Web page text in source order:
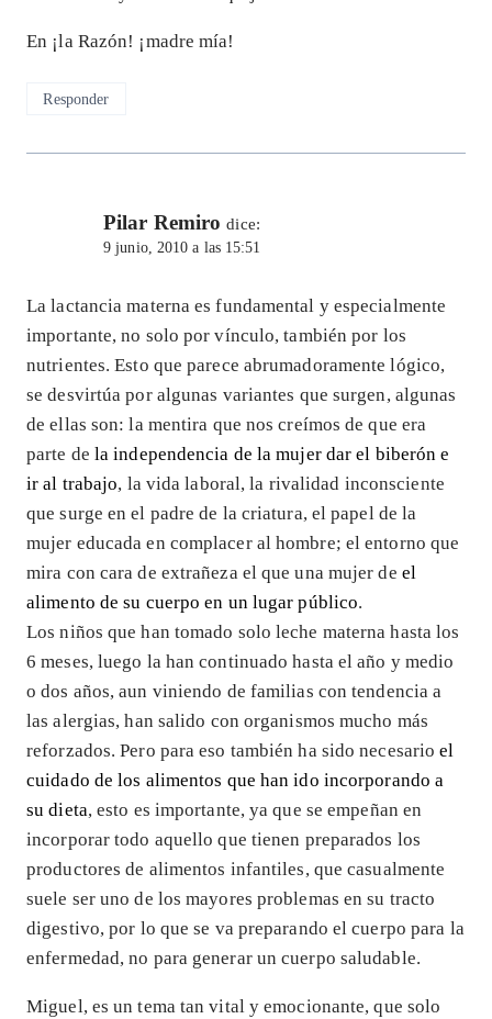
En ¡la Razón! ¡madre mía!
Responder
Pilar Remiro dice:
9 junio, 2010 a las 15:51
La lactancia materna es fundamental y especialmente
importante, no solo por vínculo, también por los
nutrientes. Esto que parece abrumadoramente lógico,
se desvirtúa por algunas variantes que surgen, algunas
de ellas son: la mentira que nos creímos de que era
parte de la independencia de la mujer dar el biberón e
ir al trabajo, la vida laboral, la rivalidad inconsciente
que surge en el padre de la criatura, el papel de la
mujer educada en complacer al hombre; el entorno que
mira con cara de extrañeza el que una mujer de el
alimento de su cuerpo en un lugar público.
Los niños que han tomado solo leche materna hasta los
6 meses, luego la han continuado hasta el año y medio
o dos años, aun viniendo de familias con tendencia a
las alergias, han salido con organismos mucho más
reforzados. Pero para eso también ha sido necesarioel
cuidado de los alimentos que han ido incorporando a
su dieta, esto es importante, ya que se empeñan en
incorporar todo aquello que tienen preparados los
productores de alimentos infantiles, que casualmente
suele ser uno de los mayores problemas en su tracto
digestivo, por lo que se va preparando el cuerpo para la
enfermedad, no para generar un cuerpo saludable.
Miguel, es un tema tan vital y emocionante, que solo